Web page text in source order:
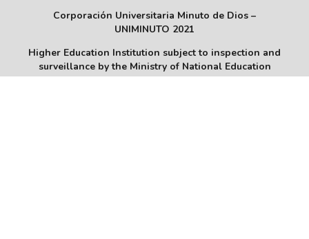
Corporación Universitaria Minuto de Dios –
UNIMINUTO 2021
Higher Education Institution subject to inspection and
surveillance by the Ministry of National Education